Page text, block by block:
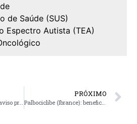
de Saúde (SUS)
Espectro Autista (TEA)
Cobrança de multa e aviso prévio para cancelamento do plano de saúde
PRÓXIMO
Palbociclibe (Ibrance): beneficiário tem direito ao tratamento oncológico!